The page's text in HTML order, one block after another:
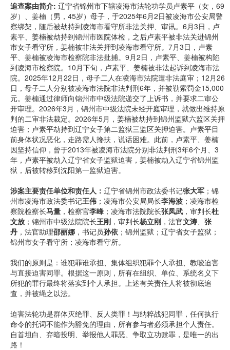
追查案由简介: 辽宁省锦州市下辖凌海市法轮功学员卢素平（女，69
岁）、姜楠（男，45岁）母子，于2025年6月2日被凌海市公安局警
察绑架，随后被劫持到凌海市看守所非法关押、审讯。6月3日，卢
素平、姜楠被劫持到锦州市医院体检，之后卢素平被非法关进锦州
市女子看守所，姜楠被非法关押到凌海市看守所。7月3日，卢素
平、姜楠被凌海市检察院非法批捕。9月2日，卢素平、姜楠被构陷
到凌海市检察院。10月下旬，卢素平、姜楠被非法起诉到凌海市法
院。2025年12月22日，母子二人在凌海市法院遭非法庭审；12月26
日，母子二人分别被凌海市法院非法判刑6年，并被勒索罚金15,000
元。姜楠通过律师向锦州市中级法院递交了上诉书，并要求二审公
开审理。2026年3月，锦州市中级法院未经开庭审理，就做出维持原
判的二审非法裁定。2026年5月，姜楠被劫持到锦州监狱六监区关押
迫害；卢素平劫持到辽宁女子第二监狱三监区关押迫害。卢素平目
前身体状况恶化，走路需人搀扶，说话困难。此前，卢素平、姜楠
因坚持信仰，曾于2013年被凌海市法院分别非法判刑3年6个月、3
年，卢素平被劫入辽宁省女子监狱迫害，姜楠被劫入辽宁省锦州监
狱，后被转移到沈阳第一监狱迫害。
涉案主要责任单位和责任人： 辽宁省锦州市政法委书记张大军 ；锦
州市凌海市政法委书记王伟 ；凌海市公安局局长李海波 ；凌海市检
察院检察长马量 ，检察官李峰 ；凌海市法院院长张凤武 ，审判长杜
文放 ；锦州市中级法院院长王刚 ，审判长杨立刚 ，法官文涛、 张
丹 ，法官助理邵丽娜 ，书记员孙依 ；锦州监狱；辽宁省女子监狱；
锦州市女子看守所；凌海市看守所。
我们的原则是：谁犯罪谁承担、集体组织犯罪个人承担、教唆迫害
与直接迫害同罪。根据这一原则，所有在组织、单位、系统名义下
所犯的罪行最终将落实到个人承担。上述有关责任人将被彻底追
查，并被绳之以法。
迫害法轮功是群体灭绝罪、反人类罪！与纳粹战犯同罪，任何执行
命令的托词不能作为豁免的理由，所有参与者必须承担个人责任。
自首坦白、弃暗投明、举报他人罪恶、争取立功赎罪，是唯一的出
路！